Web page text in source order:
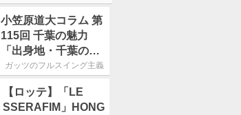
小笠原道大コラム 第
115回 千葉の魅力
「出身地・千葉の話
の続き。昔から野球
す」
ガッツのフルスイング主義
【ロッテ】「LE
SSERAFIM」HONG